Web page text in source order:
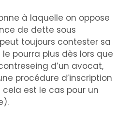
à laquelle on oppose
de dette sous
toujours contester sa
pourra plus dès lors que
d’un avocat,
procédure d’inscription
est le cas pour un